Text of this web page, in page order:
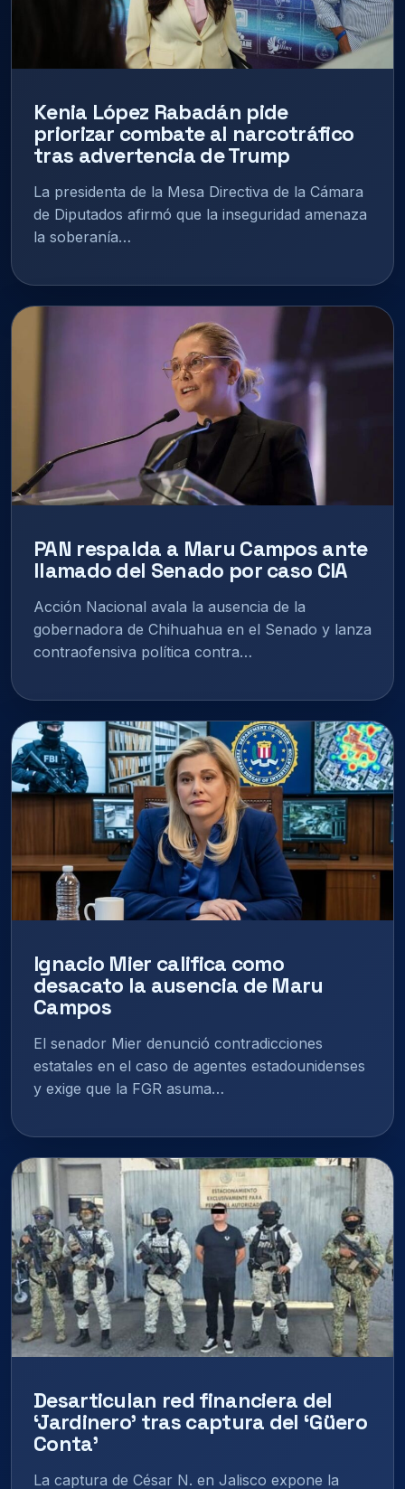
Kenia López Rabadán pide
priorizar combate al narcotráfico
tras advertencia de Trump
La presidenta de la Mesa Directiva de la Cámara
de Diputados afirmó que la inseguridad amenaza
la soberanía…
PAN respalda a Maru Campos ante
llamado del Senado por caso CIA
Acción Nacional avala la ausencia de la
gobernadora de Chihuahua en el Senado y lanza
contraofensiva política contra…
Ignacio Mier califica como
desacato la ausencia de Maru
Campos
El senador Mier denunció contradicciones
estatales en el caso de agentes estadounidenses
y exige que la FGR asuma…
Desarticulan red financiera del
‘Jardinero’ tras captura del ‘Güero
Conta’
La captura de César N. en Jalisco expone la